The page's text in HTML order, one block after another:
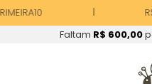
Faltam R$ 600,00